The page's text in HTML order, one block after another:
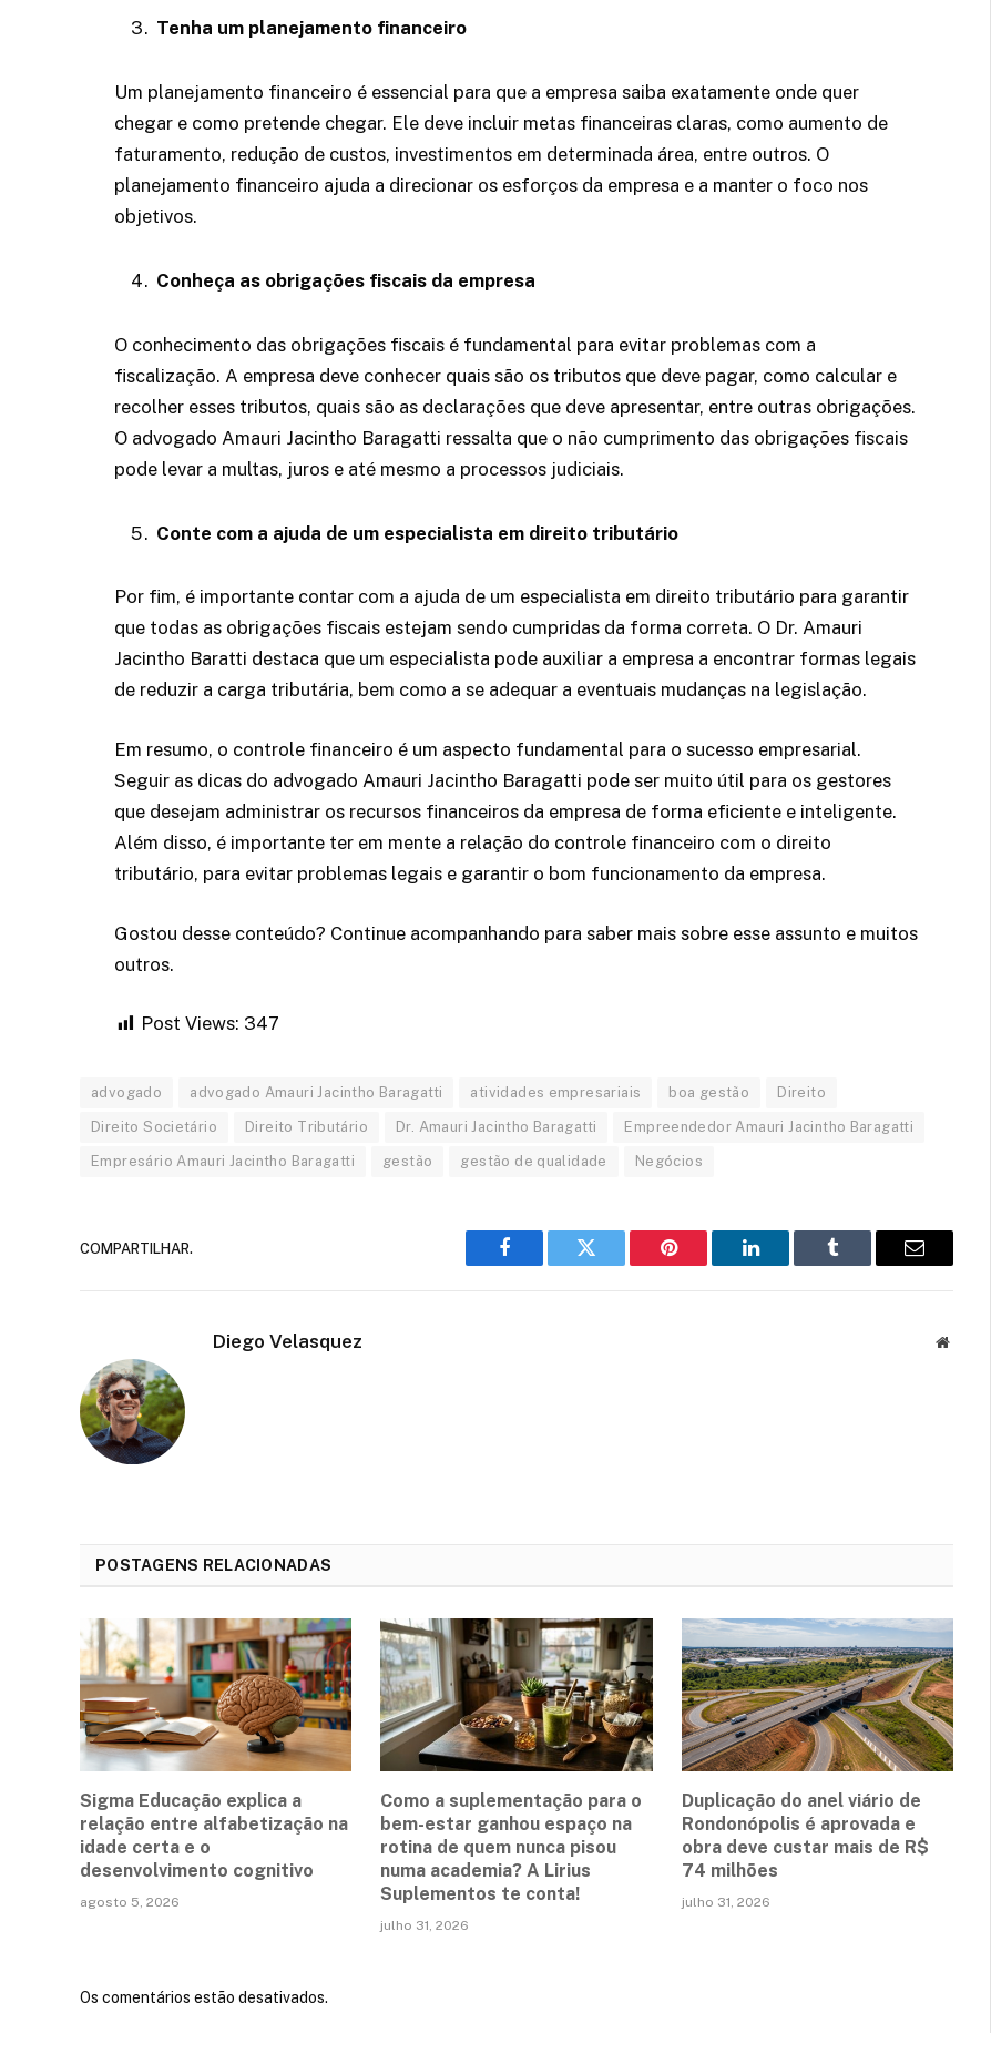
Tenha um planejamento financeiro
Um planejamento financeiro é essencial para que a empresa saiba exatamente onde quer
chegar e como pretende chegar. Ele deve incluir metas financeiras claras, como aumento de
faturamento, redução de custos, investimentos em determinada área, entre outros. O
planejamento financeiro ajuda a direcionar os esforços da empresa e a manter o foco nos
objetivos.
Conheça as obrigações fiscais da empresa
O conhecimento das obrigações fiscais é fundamental para evitar problemas com a
fiscalização. A empresa deve conhecer quais são os tributos que deve pagar, como calcular e
recolher esses tributos, quais são as declarações que deve apresentar, entre outras obrigações.
O advogado Amauri Jacintho Baragatti ressalta que o não cumprimento das obrigações fiscais
pode levar a multas, juros e até mesmo a processos judiciais.
Conte com a ajuda de um especialista em direito tributário
Por fim, é importante contar com a ajuda de um especialista em direito tributário para garantir
que todas as obrigações fiscais estejam sendo cumpridas da forma correta. O Dr. Amauri
Jacintho Baratti destaca que um especialista pode auxiliar a empresa a encontrar formas legais
de reduzir a carga tributária, bem como a se adequar a eventuais mudanças na legislação.
Em resumo, o controle financeiro é um aspecto fundamental para o sucesso empresarial.
Seguir as dicas do advogado Amauri Jacintho Baragatti pode ser muito útil para os gestores
que desejam administrar os recursos financeiros da empresa de forma eficiente e inteligente.
Além disso, é importante ter em mente a relação do controle financeiro com o direito
tributário, para evitar problemas legais e garantir o bom funcionamento da empresa.
Gostou desse conteúdo? Continue acompanhando para saber mais sobre esse assunto e muitos
outros.
Post Views: 347
advogado advogado Amauri Jacintho Baragatti atividades empresariais boa gestão Direito
Direito Societário Direito Tributário Dr. Amauri Jacintho Baragatti Empreendedor Amauri Jacintho Baragatti
Empresário Amauri Jacintho Baragatti gestão gestão de qualidade Negócios
COMPARTILHAR.
Facebook Twitter Pinterest LinkedIn Tumblr Email
Diego Velasquez Website
POSTAGENS RELACIONADAS
Sigma Educação explica a
relação entre alfabetização na
idade certa e o
desenvolvimento cognitivo
agosto 5, 2026
Como a suplementação para o
bem-estar ganhou espaço na
rotina de quem nunca pisou
numa academia? A Lirius
Suplementos te conta!
julho 31, 2026
Duplicação do anel viário de
Rondonópolis é aprovada e
obra deve custar mais de R$
74 milhões
julho 31, 2026
Os comentários estão desativados.